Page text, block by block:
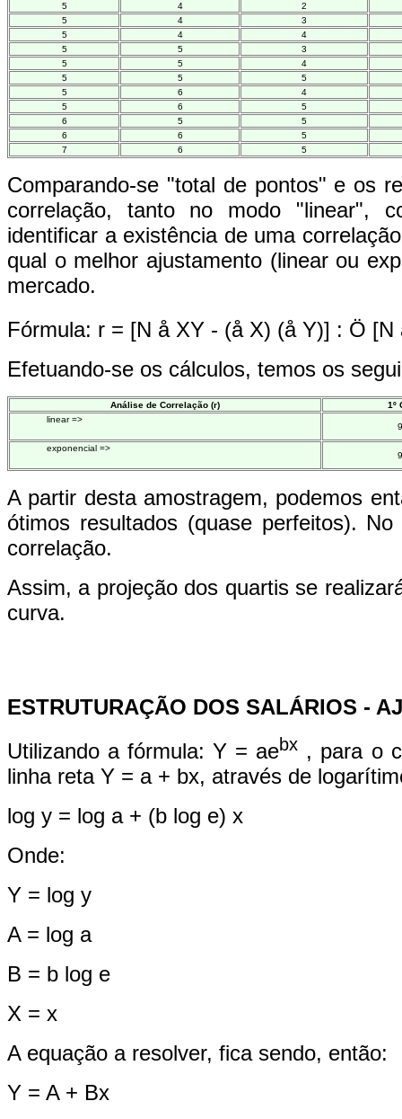
5 4
2
5
4
3
5
4
4
5
5
3
5
5
4
5
5
5
5
6
4
5
6
5
6
5
5
6
6
5
7
6 5
Comparando-se "total de pontos" e os
correlação, tanto no modo "linear",
identificar a existência de uma
qual o melhor ajustamento (linear ou
mercado.
Fórmula: r = [N å XY - (å X) (å Y)] : Ö [N
Efetuando-se os cálculos, temos os
Análise de Correlação (r)
1º
linear =>
exponencial =>
A partir desta amostragem, podemos
ótimos resultados (quase perfeitos).
correlação.
Assim, a projeção dos quartis se
curva.
ESTRUTURAÇÃO DOS SALÁRIOS -
Utilizando a fórmula: Y = aebx , para o
linha reta Y = a + bx, através de
log y = log a + (b log e) x
Onde:
Y = log y
A = log a
B = b log e
X = x
A equação a resolver, fica sendo, então:
Y = A + Bx